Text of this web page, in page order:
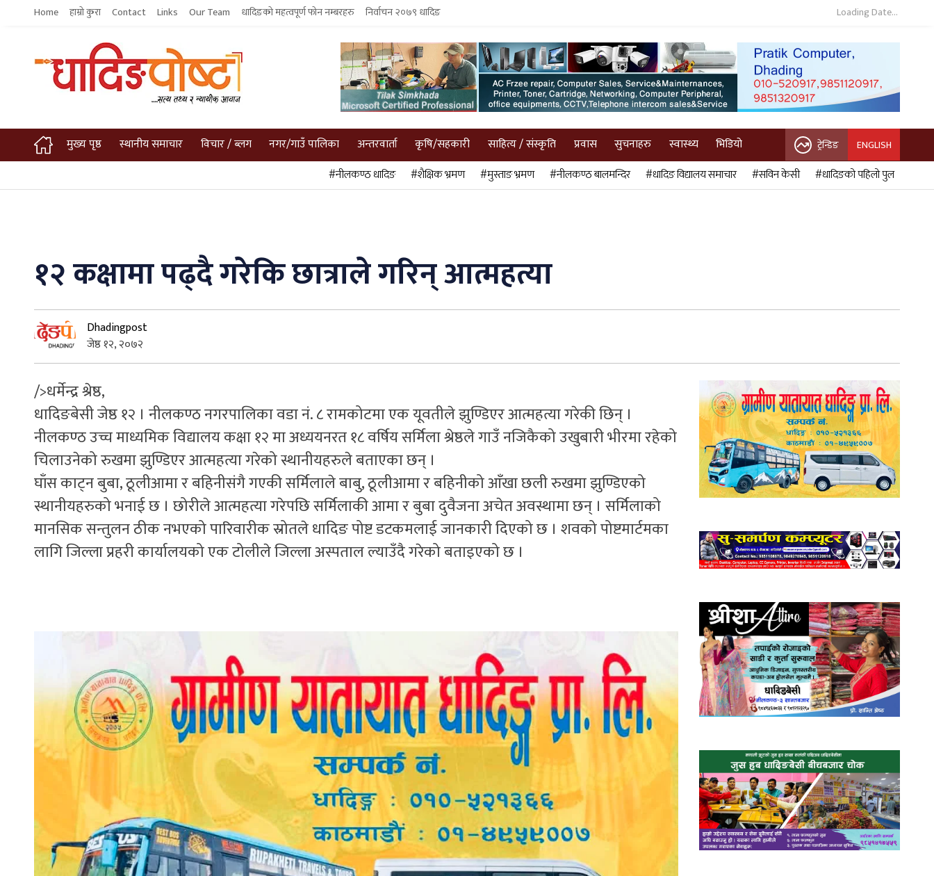
Home हाम्रो कुरा Contact Links Our Team धादिङको महत्वपूर्ण फोन नम्बरहरु निर्वाचन २०७९ धादिङ Loading Date...
मुख्य पृष्ठ स्थानीय समाचार विचार / ब्लग नगर/गाउँ पालिका अन्तरवार्ता कृषि/सहकारी साहित्य / संस्कृति प्रवास सुचनाहरु स्वास्थ्य भिडियो ट्रेन्डिङ ENGLISH
#नीलकण्ठ धादिङ #शैक्षिक भ्रमण #मुस्ताङ भ्रमण #नीलकण्ठ बालमन्दिर #धादिङ विद्यालय समाचार #सविन केसी #धादिङको पहिलो पुल
१२ कक्षामा पढ्दै गरेकि छात्राले गरिन् आत्महत्या
Dhadingpost
जेष्ठ १२, २०७२
/>धर्मेन्द्र श्रेष्ठ,
धादिङबेसी जेष्ठ १२ । नीलकण्ठ नगरपालिका वडा नं. ८ रामकोटमा एक यूवतीले झुण्डिएर आत्महत्या गरेकी छिन् ।
नीलकण्ठ उच्च माध्यमिक विद्यालय कक्षा १२ मा अध्ययनरत १८ वर्षिय सर्मिला श्रेष्ठले गाउँ नजिकैको उखुबारी भीरमा रहेको
चिलाउनेको रुखमा झुण्डिएर आत्महत्या गरेको स्थानीयहरुले बताएका छन् ।
घाँस काट्न बुबा, ठूलीआमा र बहिनीसंगै गएकी सर्मिलाले बाबु, ठूलीआमा र बहिनीको आँखा छली रुखमा झुण्डिएको
स्थानीयहरुको भनाई छ । छोरीले आत्महत्या गरेपछि सर्मिलाकी आमा र बुबा दुवैजना अचेत अवस्थामा छन् । सर्मिलाको
मानसिक सन्तुलन ठीक नभएको पारिवारीक स्रोतले धादिङ पोष्ट डटकमलाई जानकारी दिएको छ । शवको पोष्टमार्टमका
लागि जिल्ला प्रहरी कार्यालयको एक टोलीले जिल्ला अस्पताल ल्याउँदै गरेको बताइएको छ ।